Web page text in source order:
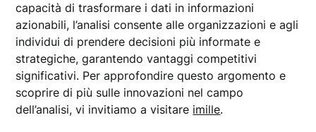
capacità di trasformare i dati in informazioni
azionabili, l’analisi consente alle organizzazioni e agli
individui di prendere decisioni più informate e
strategiche, garantendo vantaggi competitivi
significativi. Per approfondire questo argomento e
scoprire di più sulle innovazioni nel campo
dell’analisi, vi invitiamo a visitare imille.